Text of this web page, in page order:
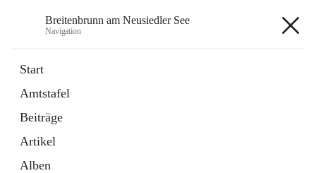
Breitenbrunn am Neusiedler See
Navigation
Start
Amtstafel
Beiträge
Artikel
Alben
18 Schnellzugriffe
Gemeindeservice